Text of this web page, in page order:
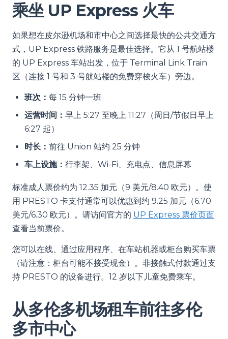
乘坐 UP Express 火车
如果想在皮尔逊机场和市中心之间选择最快的公共交通方
式，UP Express 铁路服务是最佳选择。它从 1 号航站楼
的 UP Express 车站出发，位于 Terminal Link Train
区（连接 1 号和 3 号航站楼的免费穿梭火车）旁边。
班次： 每 15 分钟一班
运营时间： 早上 5:27 至晚上 11:27（周日/节假日早上
6:27 起）
时长： 前往 Union 站约 25 分钟
车上设施： 行李架、Wi-Fi、充电点、信息屏幕
标准成人票价约为 12.35 加元（9 美元/8.40 欧元）。使
用 PRESTO 卡支付通常可以优惠到约 9.25 加元（6.70
美元/6.30 欧元）。请访问官方的 UP Express 票价页面
查看当前票价。
您可以在线、通过应用程序、在车站机器或柜台购买车票
（请注意：柜台可能不接受现金）。非接触式付款通过支
持 PRESTO 的设备进行。12 岁以下儿童免费乘车。
从多伦多机场租车前往多伦
多市中心